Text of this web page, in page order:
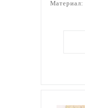
Материал: